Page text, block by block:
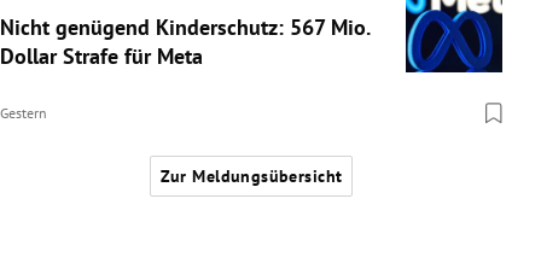
Nicht genügend Kinderschutz: 567 Mio.
Dollar Strafe für Meta
Gestern
Zur Meldungsübersicht